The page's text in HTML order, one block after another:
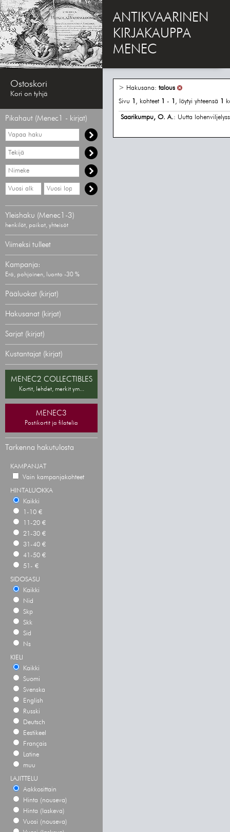
ANTIKVAARINEN
KIRJAKAUPPA
MENEC
Ostoskori
Kori on tyhjä
Pikahaut (Menec1 - kirjat)
Vapaa
haku
Hae
tekijää
Hae
nimekettä
Hae
vähimmäisvuosi
Hae
enimmäisvuosi
Yleishaku (Menec1-3)
henkilöt, paikat, yhteisöt
Viimeksi tulleet
Kampanja:
Erä, pohjoinen, luonto -30 %
Pääluokat (kirjat)
Hakusanat (kirjat)
Sarjat (kirjat)
Kustantajat (kirjat)
MENEC2 COLLECTIBLES
Kortit, lehdet, merkit ym...
MENEC3
Postikortit ja filatelia
Tarkenna hakutulosta
KAMPANJAT
Vain kampanjakohteet
HINTALUOKKA
Kaikki
1-10 €
11-20 €
21-30 €
31-40 €
41-50 €
51- €
SIDOSASU
Kaikki
Nid
Skp
Skk
Sid
Ns
KIELI
Kaikki
Suomi
Svenska
English
Russki
Deutsch
Eestikeel
Français
Latine
muu
LAJITTELU
Aakkosittain
Hinta (nouseva)
Hinta (laskeva)
Vuosi (nouseva)
> Hakusana: talous
Sivu 1 , kohteet 1 - 1 , löytyi yhteensä 1
Saarikumpu, O. A.: Uutta